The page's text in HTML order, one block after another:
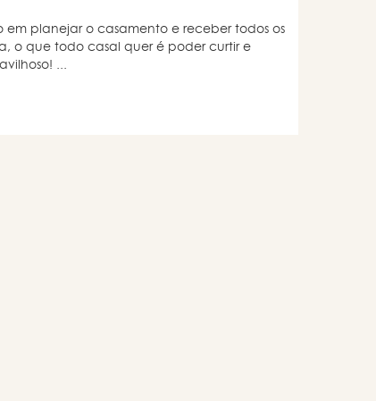
em planejar o casamento e receber todos os
o que todo casal quer é poder curtir e
...